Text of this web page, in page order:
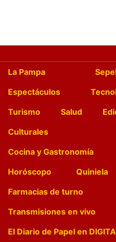
La Pampa
Espectáculos
Turismo
Salud
Culturales
Cocina y Gastronomía
Horóscopo
Quiniela
Farmacias de turno
Transmisiones en vivo
El Diario de Papel en